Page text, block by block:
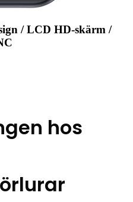
/ LCD HD-skärm /
hos